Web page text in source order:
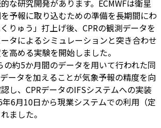
な研究開発があります。ECMWFは衛星
予報に取り込むための準備を長期間にわ
りゅう」打上げ後、CPRの観測データを
タによるシミュレーションと突き合わせ
高める実験を開始しました。
約5か月間のデータを用いて行われた同
ータを加えることが気象予報の精度を向
し、CPRデータのIFSシステムへの実装
6月10日から現業システムでの利用（定
ました。